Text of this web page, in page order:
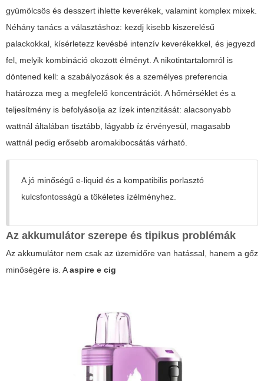
gyümölcsös és desszert ihlette keverékek, valamint komplex mixek.
Néhány tanács a választáshoz: kezdj kisebb kiszerelésű
palackokkal, kísérletezz kevésbé intenzív keverékekkel, és jegyezd
fel, melyik kombináció okozott élményt. A nikotintartalomról is
döntened kell: a szabályozások és a személyes preferencia
határozza meg a megfelelő koncentrációt. A hőmérséklet és a
teljesítmény is befolyásolja az ízek intenzitását: alacsonyabb
wattnál általában tisztább, lágyabb íz érvényesül, magasabb
wattnál pedig erősebb aromakibocsátás várható.
A jó minőségű e-liquid és a kompatibilis porlasztó
kulcsfontosságú a tökéletes ízélményhez.
Az akkumulátor szerepe és tipikus problémák
Az akkumulátor nem csak az üzemidőre van hatással, hanem a gőz
minőségére is. Aaspire e cig